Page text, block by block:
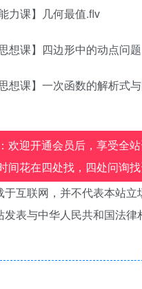
力课】几何最值.flv
想课】四边形中的动点问题
想课】一次函数的解析式
欢迎开通会员后，享受全
间花在四处找，四处问询找
于互联网，并不代表本站
表与中华人民共和国法律